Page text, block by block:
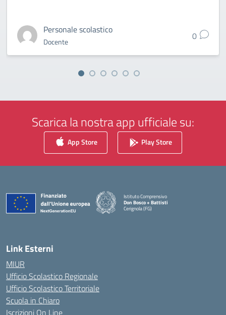
Personale scolastico
Docente 0
Scarica la nostra app ufficiale su:
App Store Play Store
Istituto Comprensivo
Don Bosco + Battisti
Cerignola (FG)
— Visita la pagina iniziale della scuola
Link Esterni
MIUR
Ufficio Scolastico Regionale
Ufficio Scolastico Territoriale
Scuola in Chiaro
Iscrizioni On Line